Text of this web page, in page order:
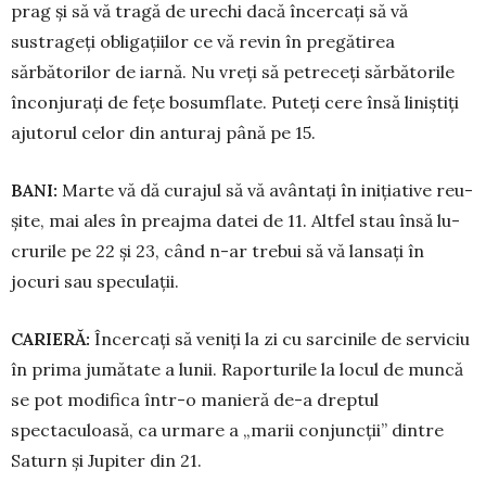
prag și să vă tragă de urechi dacă încercați să vă
sustrageți obligațiilor ce vă revin în pregătirea
sărbătorilor de iarnă. Nu vreți să pe­treceți sărbătorile
înconjurați de fețe bosumflate. Puteți cere însă liniștiți
ajutorul celor din anturaj până pe 15.
BANI: Marte vă dă curajul să vă avântați în inițiative reu­
șite, mai ales în preajma datei de 11. Altfel stau însă lu­
cru­rile pe 22 şi 23, când n-ar trebui să vă lansați în
jocuri sau speculații.
CARIERĂ: Încercați să veniți la zi cu sar­ci­nile de serviciu
în prima jumătate a lunii. Raporturile la locul de muncă
se pot modifica într-o manieră de-a dreptul
spectaculoasă, ca urmare a „marii conjuncții” dintre
Saturn și Jupiter din 21.